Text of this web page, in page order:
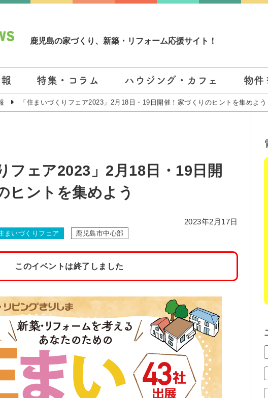
鹿児島の家づくり、新築・リフォーム応援サイト！
特集・コラム ハウジング・カフェ 物件
「住まいづくりフェア2023」2月18日・19日開催！家づくりのヒントを集めよう
フェア2023」2月18日・19日開
ヒントを集めよう
2023年2月17日
まいづくりフェア 鹿児島市中心部
このイベントは終了しました